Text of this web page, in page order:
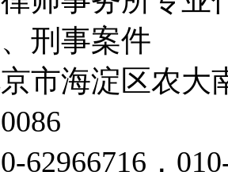
刑事案件
市海淀区农大
62966716，